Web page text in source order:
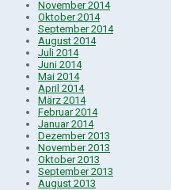
November 2014
Oktober 2014
September 2014
August 2014
Juli 2014
Juni 2014
Mai 2014
April 2014
März 2014
Februar 2014
Januar 2014
Dezember 2013
November 2013
Oktober 2013
September 2013
August 2013